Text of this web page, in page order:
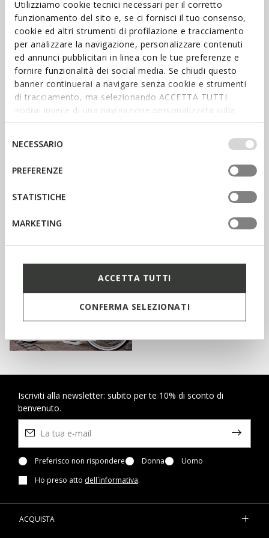
Utilizziamo cookie tecnici necessari per il corretto
funzionamento del sito e, se ci fornisci il tuo consenso,
cookie ed altri strumenti di profilazione e tracciamento
per analizzare la navigazione, personalizzare contenuti
ed annunci pubblicitari in linea con le tue preferenze e
fornire funzionalità dei social media. Se chiudi questo
banner continuerai a navigare senza cookie e strumenti
di tracciamento, ma selezionando ACCETTA TUTTI
godrai invece di una navigazione personalizzata sulla
base dei tuoi gusti ed interessi. Selezionando
IMPOSTAZIONI potrai anche scegliere quali cookies ed
altri strumenti di tracciamento autorizzare. Per maggiori
informazioni o per modificare in qualsiasi momento le
tue impostazioni, visita la nostra
consenso
NECESSARIO
PREFERENZE
STATISTICHE
MARKETING
ACCETTA TUTTI
CONFERMA SELEZIONATI
la famiglia e scopri il mondo Geox.
ACQUISTA DONNA
nostra newsletter.
Iscriviti alla newsletter: subito per te 10% di sconto di
benvenuto.
Preferisco non rispondere Donna
Uomo
Ho preso atto dell`informativa.
ACQUISTA